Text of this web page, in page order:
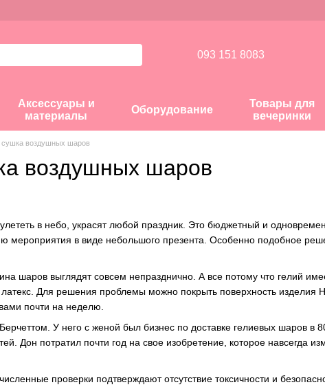
093 151 8083
Аксессуары и
материалы
Оборудование
Товары для
вечеринки
сушка воздушных шаров
воздушных шаров
в небо, украсят любой праздник. Это бюджетный и
мероприятия в виде небольшого презента. Особенно подобное
шаров выглядят совсем непразднично. А все потому что гелий
Для решения проблемы можно покрыть поверхность изделия
почти на неделю.
У него с женой был бизнес по доставке гелиевых шаров в
Дон потратил почти год на свое изобретение, которое навсегда
проверки подтверждают отсутствие токсичности и